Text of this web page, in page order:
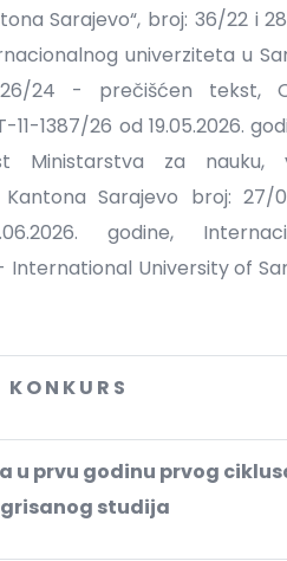
Sarajevo“, broj: 36/22 i
univerziteta u
24 - prečišćen tekst,
11-1387/26 od 19.05.2026.
Ministarstva za nauku,
Sarajevo broj: 27/
godine,
International University of
K O N K U R S
u prvu godinu prvog
studija